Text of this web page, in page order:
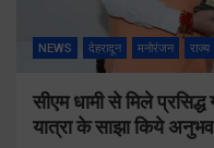
NEWS देहरादून मनोरंजन राज्य
सीएम धामी से मिले
यात्रा के साझा किये अनुभव